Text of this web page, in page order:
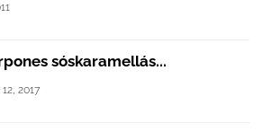
sóskaramellás...
2017